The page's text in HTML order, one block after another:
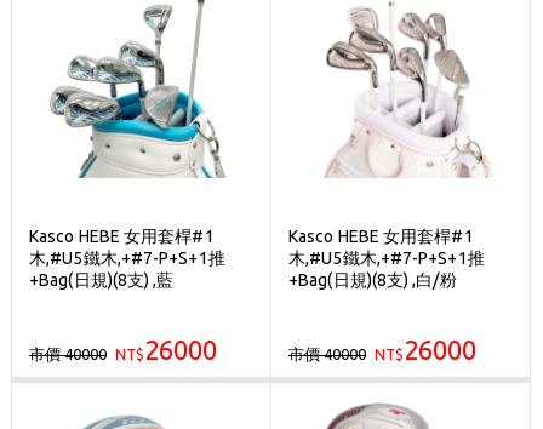
Kasco HEBE 女用套桿#1
木,#U5鐵木,+#7-P+S+1推
+Bag(日規)(8支) ,藍
市價 40000 NT$ 26000
Kasco HEBE 女用套桿#1
木,#U5鐵木,+#7-P+S+1推
+Bag(日規)(8支) ,白/粉
市價 40000 NT$ 26000